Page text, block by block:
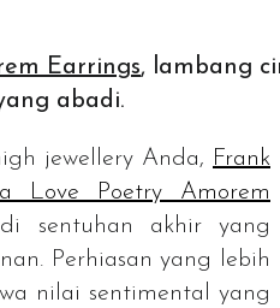
Earrings, lambang
abadi.
jewellery Anda, Frank
Love Poetry Amorem
sentuhan akhir yang
Perhiasan yang lebih
nilai sentimental yang